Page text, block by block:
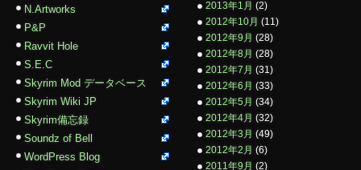
N.Artworks
P&P
Ravvit Hole
S.E.C
Skyrim Mod データベース
Skyrim Wiki JP
Skyrim備忘録
Soundz of Bell
WordPress Blog
2013年1月 (2)
2012年10月 (11)
2012年9月 (28)
2012年8月 (28)
2012年7月 (31)
2012年6月 (33)
2012年5月 (34)
2012年4月 (32)
2012年3月 (49)
2012年2月 (6)
2011年9月 (2)